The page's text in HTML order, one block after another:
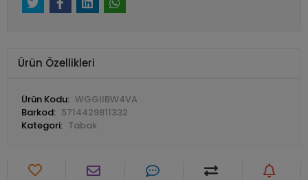
Ürün Özellikleri
Ürün Kodu: WGGIIBW4VA
Barkod: 5714429811332
Kategori: Tabak